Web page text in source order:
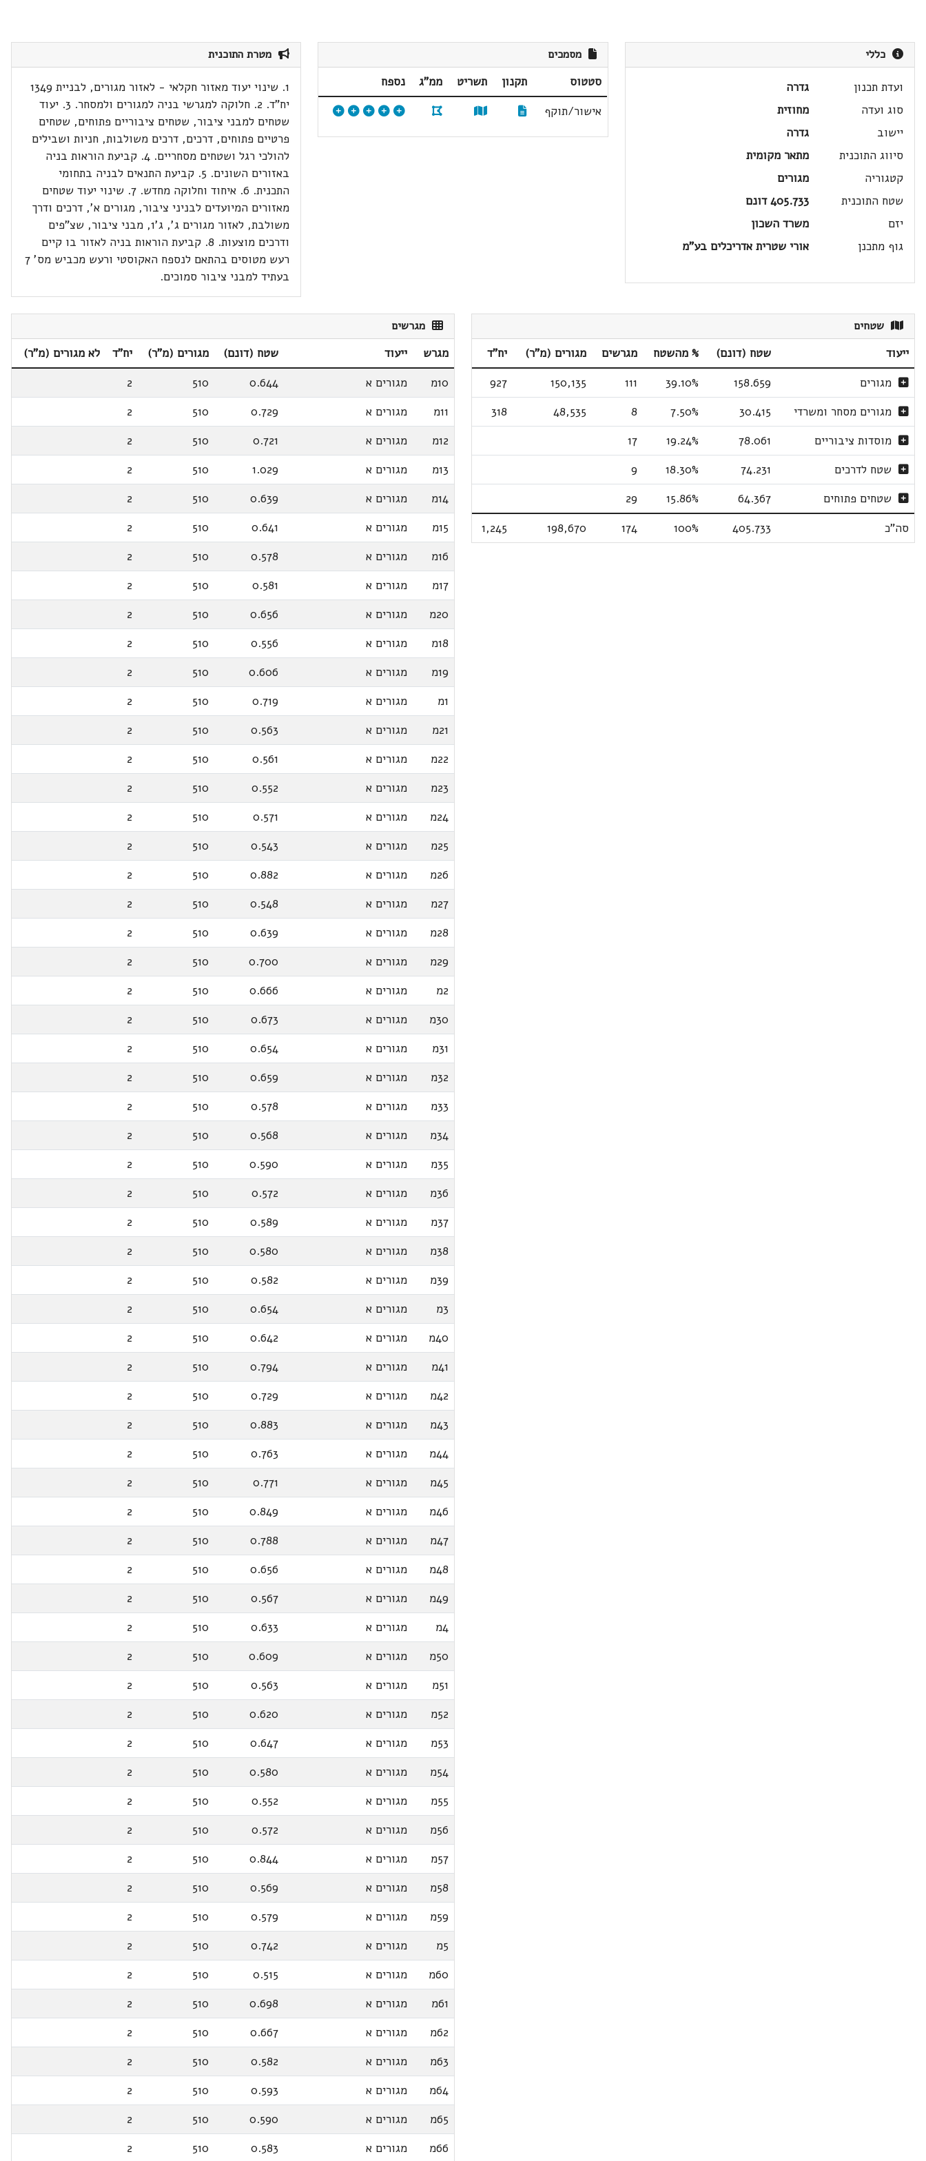
כללי
ועדת תכנון
גדרה
סוג ועדה
מחוזית
יישוב
גדרה
סיווג התוכנית
מתאר מקומית
קטגוריה
מגורים
שטח התוכנית
405.733 דונם
יזם
משרד השכון
גוף מתכנן
אורי שטרית אדריכלים בע"מ
מסמכים
סטטוס תקנון תשריט ממ"ג
נספח
אישור/תוקף
מטרת התוכנית
1. שינוי יעוד מאזור חקלאי - לאזור מגורים, לבניית 1349
יח"ד. 2. חלוקה למגרשי בניה למגורים ולמסחר. 3. יעוד
שטחים למבני ציבור, שטחים ציבוריים פתוחים, שטחים
פרטיים פתוחים, דרכים, דרכים משולבות, חניות ושבילים
להולכי רגל ושטחים מסחריים. 4. קביעת הוראות בניה
באזורים השונים. 5. קביעת התנאים לבניה בתחומי
התכנית. 6. איחוד וחלוקה מחדש. 7. שינוי יעוד שטחים
מאזורים המיועדים לבניני ציבור, מגורים א', דרכים ודרך
משולבת, לאזור מגורים ג', ג'1, מבני ציבור, שצ"פים
ודרכים מוצעות. 8. קביעת הוראות בניה לאזור בו קיים
רעש מטוסים בהתאם לנספח האקוסטי ורעש מכביש מס' 7
בעתיד למבני ציבור סמוכים.
שטחים
ייעוד שטח (דונם) % מהשטח מגרשים מגורים (מ"ר)
יח"ד
מגורים
158.659
39.10%
111
150,135
927
מגורים מסחר ומשרדי
30.415
7.50%
8
48,535
318
מוסדות ציבוריים
78.061
19.24%
17
שטח לדרכים
74.231
18.30%
9
שטחים פתוחים
64.367
15.86%
29
סה"כ
405.733
100%
174
198,670
1,245
מגרשים
מגרש ייעוד שטח (דונם) מגורים (מ"ר) יח"ד
לא מגורים (מ"ר)
10מ
מגורים א 0.644
510
2
11מ
מגורים א 0.729
510
2
12מ
מגורים א 0.721
510
2
13מ
מגורים א 1.029
510
2
14מ
מגורים א 0.639
510
2
15מ
מגורים א 0.641
510
2
16מ
מגורים א 0.578
510
2
17מ
מגורים א 0.581
510
2
20מ
מגורים א 0.656
510
2
18מ
מגורים א 0.556
510
2
19מ
מגורים א 0.606
510
2
1מ
מגורים א 0.719
510
2
21מ
מגורים א 0.563
510
2
22מ
מגורים א 0.561
510
2
23מ
מגורים א 0.552
510
2
24מ
מגורים א 0.571
510
2
25מ
מגורים א 0.543
510
2
26מ
מגורים א 0.882
510
2
27מ
מגורים א 0.548
510
2
28מ
מגורים א 0.639
510
2
29מ
מגורים א 0.700
510
2
2מ
מגורים א 0.666
510
2
30מ
מגורים א 0.673
510
2
31מ
מגורים א 0.654
510
2
32מ
מגורים א 0.659
510
2
33מ
מגורים א 0.578
510
2
34מ
מגורים א 0.568
510
2
35מ
מגורים א 0.590
510
2
36מ
מגורים א 0.572
510
2
37מ
מגורים א 0.589
510
2
38מ
מגורים א 0.580
510
2
39מ
מגורים א 0.582
510
2
3מ
מגורים א 0.654
510
2
40מ
מגורים א 0.642
510
2
41מ
מגורים א 0.794
510
2
42מ
מגורים א 0.729
510
2
43מ
מגורים א 0.883
510
2
44מ
מגורים א 0.763
510
2
45מ
מגורים א 0.771
510
2
46מ
מגורים א 0.849
510
2
47מ
מגורים א 0.788
510
2
48מ
מגורים א 0.656
510
2
49מ
מגורים א 0.567
510
2
4מ
מגורים א 0.633
510
2
50מ
מגורים א 0.609
510
2
51מ
מגורים א 0.563
510
2
52מ
מגורים א 0.620
510
2
53מ
מגורים א 0.647
510
2
54מ
מגורים א 0.580
510
2
55מ
מגורים א 0.552
510
2
56מ
מגורים א 0.572
510
2
57מ
מגורים א 0.844
510
2
58מ
מגורים א 0.569
510
2
59מ
מגורים א 0.579
510
2
5מ
מגורים א 0.742
510
2
60מ
מגורים א 0.515
510
2
61מ
מגורים א 0.698
510
2
62מ
מגורים א 0.667
510
2
63מ
מגורים א 0.582
510
2
64מ
מגורים א 0.593
510
2
65מ
מגורים א 0.590
510
2
66מ
מגורים א 0.583
510
2